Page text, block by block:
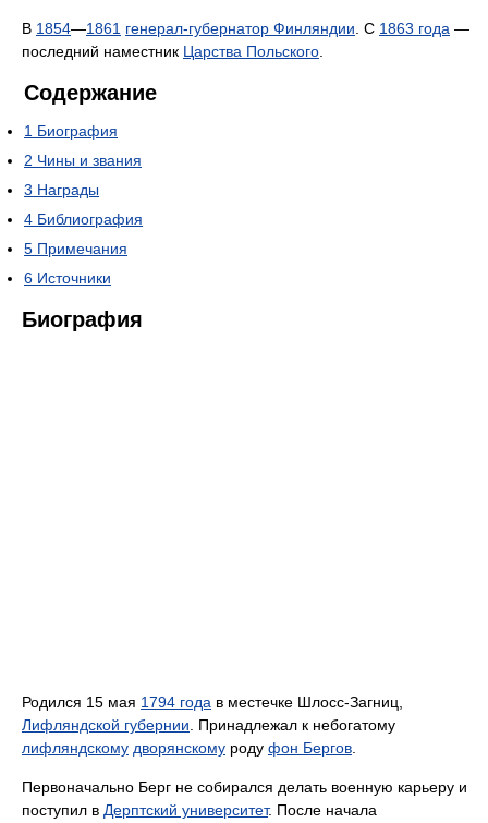
В 1854—1861 генерал-губернатор Финляндии . С 1863 года —
последний наместник Царства Польского
Содержание
1 Биография
2 Чины и звания
3 Награды
4 Библиография
5 Примечания
6 Источники
Биография
Родился 15 мая 1794 года в местечке Шлосс-Загниц,
Лифляндской губернии . Принадлежал к небогатому
лифляндскому дворянскому роду фон Бергов
Первоначально Берг не собирался делать военную карьеру и
поступил в Дерптский университет. После начала